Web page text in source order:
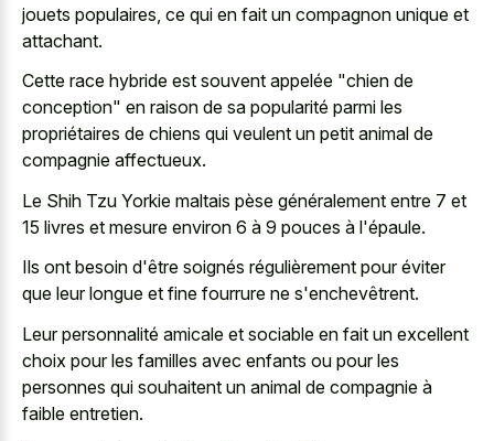
jouets populaires, ce qui en fait un compagnon unique et
attachant.
Cette race hybride est souvent appelée "chien de
conception" en raison de sa popularité parmi les
propriétaires de chiens qui veulent un petit animal de
compagnie affectueux.
Le Shih Tzu Yorkie maltais pèse généralement entre 7 et
15 livres et mesure environ 6 à 9 pouces à l'épaule.
Ils ont besoin d'être soignés régulièrement pour éviter
que leur longue et fine fourrure ne s'enchevêtrent.
Leur personnalité amicale et sociable en fait un excellent
choix pour les familles avec enfants ou pour les
personnes qui souhaitent un animal de compagnie à
faible entretien.